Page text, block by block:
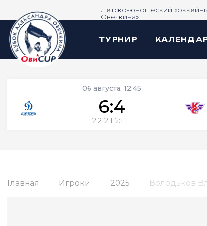
Детско-юношеский
Овечкина»
ТУРНИР
06 августа, 12:45
6:4
2:2 2:1 2:1
Главная Игроки 2025 Володьков